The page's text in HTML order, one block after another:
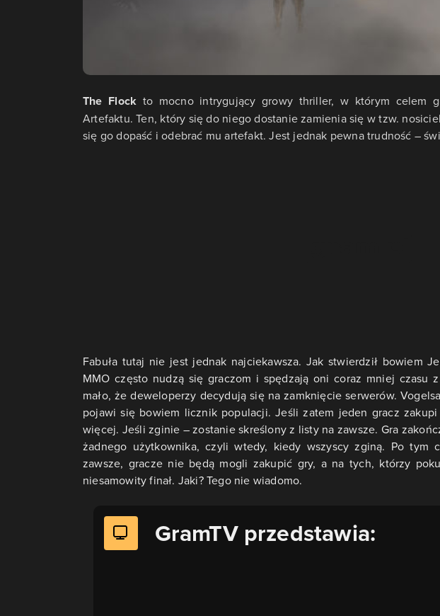
The Flock to mocno intrygujący growy thriller, w którym celem
Artefaktu. Ten, który się do niego dostanie zamienia się w tzw.
się go dopaść i odebrać mu artefakt. Jest jednak pewna trudność –
Fabuła tutaj nie jest jednak najciekawsza. Jak stwierdził bowiem
MMO często nudzą się graczom i spędzają oni coraz mniej czasu
mało, że deweloperzy decydują się na zamknięcie serwerów.
pojawi się bowiem licznik populacji. Jeśli zatem jeden gracz
więcej. Jeśli zginie – zostanie skreślony z listy na zawsze. Gra
żadnego użytkownika, czyli wtedy, kiedy wszyscy zginą. Po tym
zawsze, gracze nie będą mogli zakupić gry, a na tych, którzy
niesamowity finał. Jaki? Tego nie wiadomo.
GramTV przedstawia: